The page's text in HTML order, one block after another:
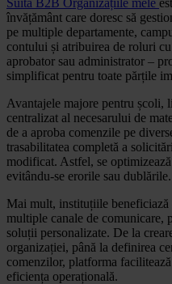
Suita B2B Organizațiile mele
învățământ care doresc să
pe multiple departamente,
contului și atribuirea de roluri
aprobator sau administrator –
simplificat pentru toate părțile
Avantajele majore pentru școli,
centralizat al necesarului de
de a aproba comenzile pe
trasabilitatea completă a
modificat. Astfel, se
evitându-se erorile sau dublările.
Mai mult, instituțiile beneficiază
multiple canale de comunicare,
soluții personalizate. De la
organizației, până la definirea
comenzilor, platforma
eficiența operațională.